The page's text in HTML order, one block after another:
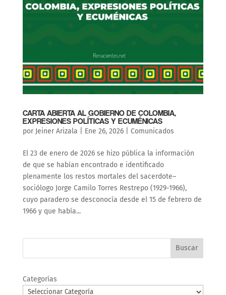
CARTA ABIERTA AL GOBIERNO DE COLOMBIA,
EXPRESIONES POLÍTICAS Y ECUMÉNICAS
por Jeiner Arizala Ene 26, 2026| Comunicados
El 23 de enero de 2026 se hizo pública la información
de que se habían encontrado e identificado
plenamente los restos mortales del sacerdote–
sociólogo Jorge Camilo Torres Restrepo (1929-1966),
cuyo paradero se desconocía desde el 15 de febrero de
1966 y que había...
Buscar
Categorías